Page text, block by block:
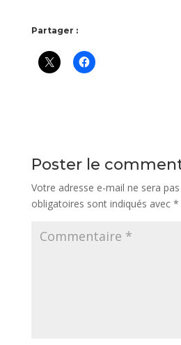
Partager :
Poster le
Votre adresse e-mail ne sera
obligatoires sont indiqués avec *